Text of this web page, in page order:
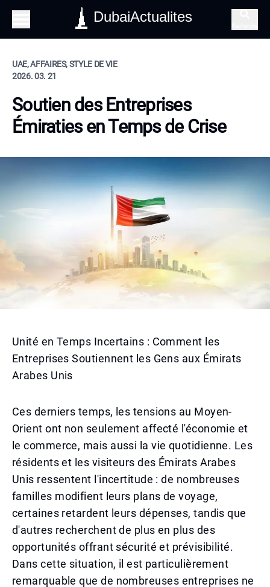
DubaiActualites
UAE, AFFAIRES, STYLE DE VIE
2026. 03. 21
Soutien des Entreprises
Émiraties en Temps de Crise
Unité en Temps Incertains : Comment les
Entreprises Soutiennent les Gens aux Émirats
Arabes Unis
Ces derniers temps, les tensions au Moyen-
Orient ont non seulement affecté l'économie et
le commerce, mais aussi la vie quotidienne. Les
résidents et les visiteurs des Émirats Arabes
Unis ressentent l'incertitude : de nombreuses
familles modifient leurs plans de voyage,
certaines retardent leurs dépenses, tandis que
d'autres recherchent de plus en plus des
opportunités offrant sécurité et prévisibilité.
Dans cette situation, il est particulièrement
remarquable que de nombreuses entreprises ne